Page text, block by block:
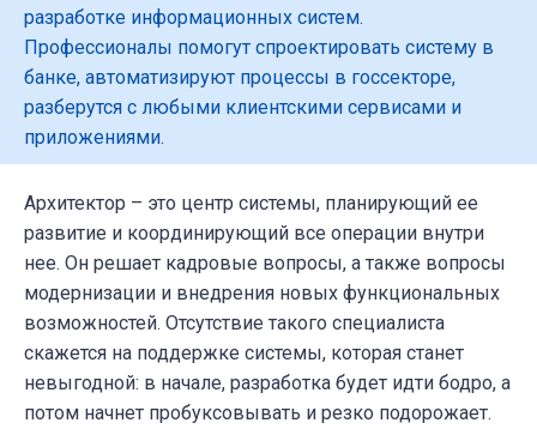
разработке информационных систем.
Профессионалы помогут спроектировать систему в
банке, автоматизируют процессы в госсекторе,
разберутся с любыми клиентскими сервисами и
приложениями.
Архитектор – это центр системы, планирующий ее
развитие и координирующий все операции внутри
нее. Он решает кадровые вопросы, а также вопросы
модернизации и внедрения новых функциональных
возможностей. Отсутствие такого специалиста
скажется на поддержке системы, которая станет
невыгодной: в начале, разработка будет идти бодро, а
потом начнет пробуксовывать и резко подорожает.